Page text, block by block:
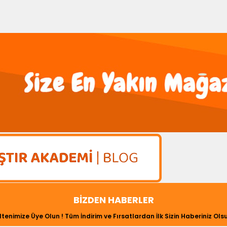
BIZDEN HABERLER
Üye Olun ! Tüm İndirim ve Fırsatlardan İlk Sizin Haberiniz